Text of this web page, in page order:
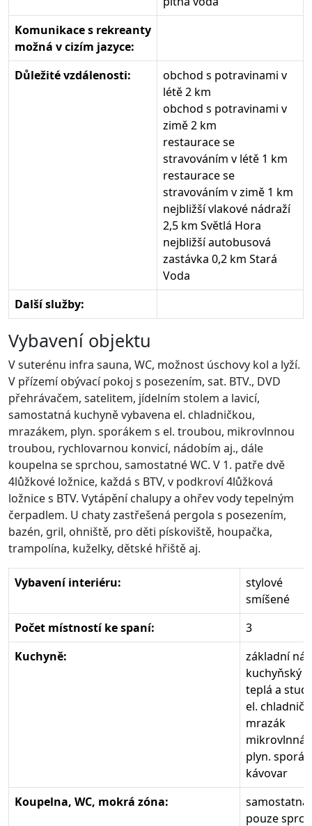
Komunikace s rekreanty
možná v cizím jazyce:
Důležité vzdálenosti:
obchod s potravinami v
létě 2 km
obchod s potravinami v
zimě 2 km
restaurace se
stravováním v létě 1 km
restaurace se
stravováním v zimě 1 km
nejbližší vlakové nádraží
2,5 km Světlá Hora
nejbližší autobusová
zastávka 0,2 km Stará
Voda
Další služby:
Vybavení objektu
V suterénu infra sauna, WC, možnost úschovy kol a lyží.
V přízemí obývací pokoj s posezením, sat. BTV., DVD
přehrávačem, satelitem, jídelním stolem a lavicí,
samostatná kuchyně vybavena el. chladničkou,
mrazákem, plyn. sporákem s el. troubou, mikrovlnnou
troubou, rychlovarnou konvicí, nádobím aj., dále
koupelna se sprchou, samostatné WC. V 1. patře dvě
4lůžkové ložnice, každá s BTV, v podkroví 4lůžková
ložnice s BTV. Vytápění chalupy a ohřev vody tepelným
čerpadlem. U chaty zastřešená pergola s posezením,
bazén, gril, ohniště, pro děti pískoviště, houpačka,
trampolína, kuželky, dětské hřiště aj.
Vybavení interiéru:
stylové
smíšené
Počet místností ke spaní:
3
Kuchyně:
základní
kuchyňský
teplá a
el.
mrazák
mikrovlnná
plyn.
kávovar
Koupelna, WC, mokrá zóna:
samostatná
pouze